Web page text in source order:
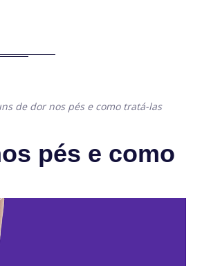
de dor nos pés e como tratá-las
pés e como